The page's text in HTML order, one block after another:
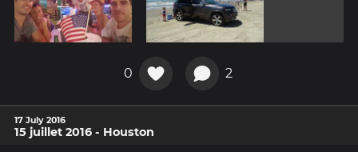
0 2
17 July 2016
15 juillet 2016 - Houston